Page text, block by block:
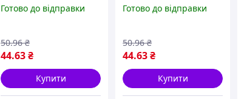
Готово до відправки
44.63₴
50.96 ₴
Купити
Готово до відправки
44.63₴
50.96 ₴
Купити